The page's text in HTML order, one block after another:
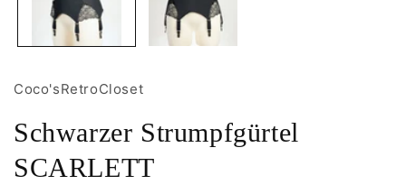
Coco'sRetroCloset
Schwarzer Strumpfgürtel
SCARLETT